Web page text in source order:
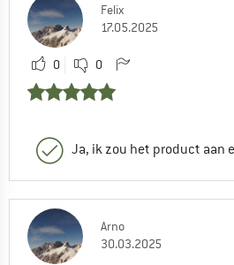
Felix
17.05.2025
0 0
Ja, ik zou het product aan
Arno
30.03.2025